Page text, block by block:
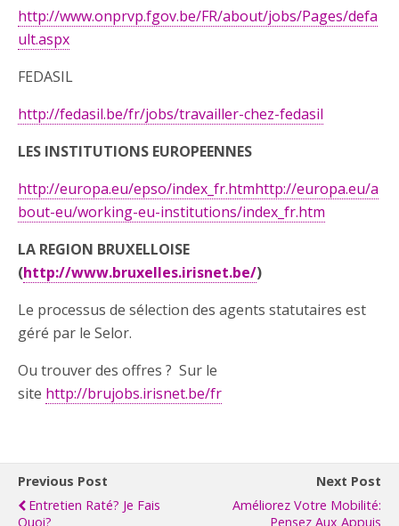
http://www.onprvp.fgov.be/FR/about/jobs/Pages/defa
ult.aspx
FEDASIL
http://fedasil.be/fr/jobs/travailler-chez-fedasil
LES INSTITUTIONS EUROPEENNES
http://europa.eu/epso/index_fr.htmhttp://europa.eu/a
bout-eu/working-eu-institutions/index_fr.htm
LA REGION BRUXELLOISE
(http://www.bruxelles.irisnet.be/)
Le processus de sélection des agents statutaires est
géré par le Selor.
Ou trouver des offres ? Sur le
site http://brujobs.irisnet.be/fr
Previous Post
Entretien Raté? Je Fais
Quoi?
Next Post
Améliorez Votre Mobilité:
Pensez Aux Appuis